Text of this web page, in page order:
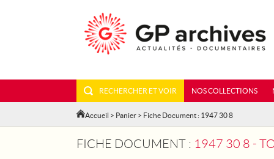
RECHERCHER ET VOIR NOS COLLECTIONS
Accueil > Panier > Fiche Document : 1947 30 8
FICHE DOCUMENT : 1947 30 8 -